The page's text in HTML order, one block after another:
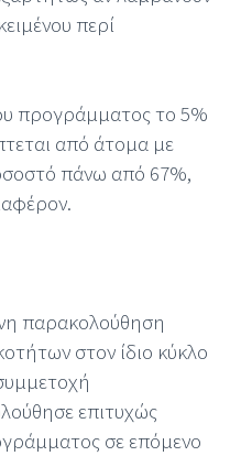
περί
προγράμματος το 5%
από άτομα με
πάνω από 67%,
παρακολούθηση
στον ίδιο κύκλο
επιτυχώς
σε επόμενο